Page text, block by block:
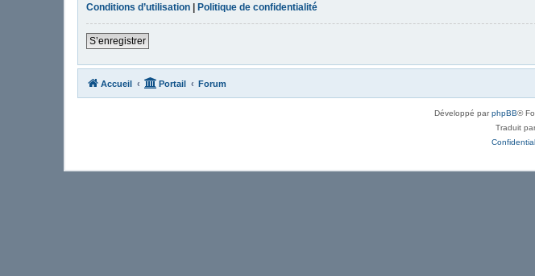
Conditions d’utilisation | Politique de confidentialité
S’enregistrer
Accueil Portail Forum
Développé parphpBB®
Traduit